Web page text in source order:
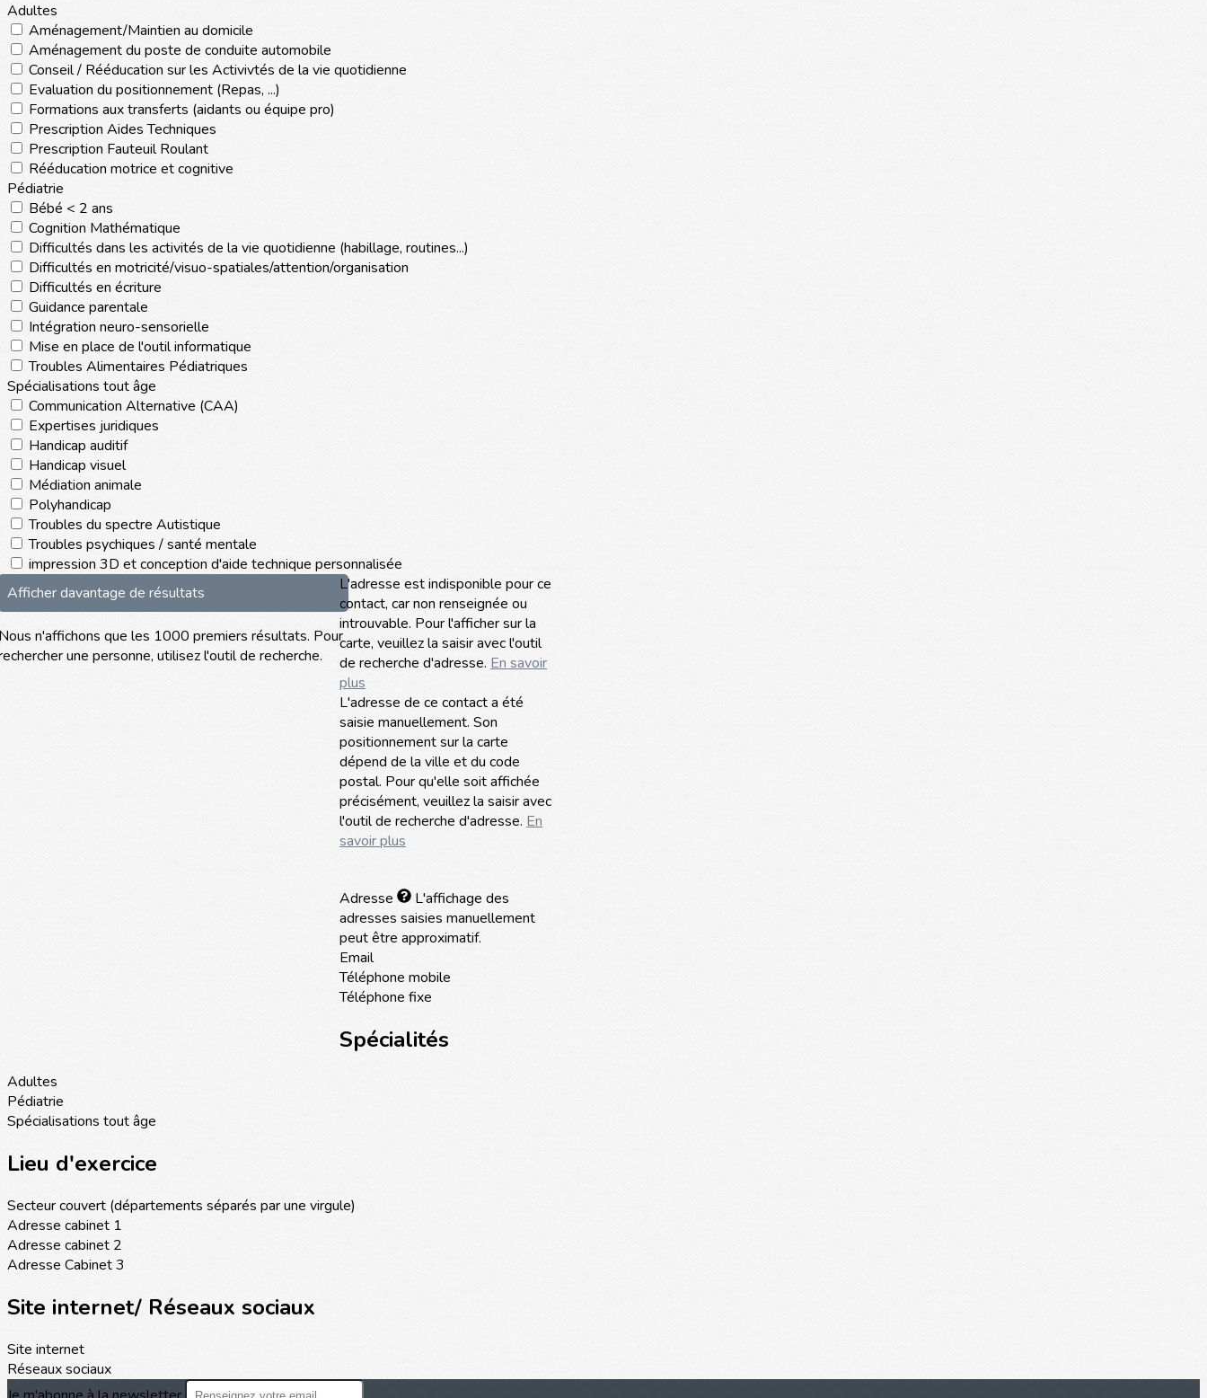
Adultes
Aménagement/Maintien au domicile
Aménagement du poste de conduite automobile
Conseil / Rééducation sur les Activivtés de la vie quotidienne
Evaluation du positionnement (Repas, ...)
Formations aux transferts (aidants ou équipe pro)
Prescription Aides Techniques
Prescription Fauteuil Roulant
Rééducation motrice et cognitive
Pédiatrie
Bébé < 2 ans
Cognition Mathématique
Difficultés dans les activités de la vie quotidienne (habillage, routines...)
Difficultés en motricité/visuo-spatiales/attention/organisation
Difficultés en écriture
Guidance parentale
Intégration neuro-sensorielle
Mise en place de l'outil informatique
Troubles Alimentaires Pédiatriques
Spécialisations tout âge
Communication Alternative (CAA)
Expertises juridiques
Handicap auditif
Handicap visuel
Médiation animale
Polyhandicap
Troubles du spectre Autistique
Troubles psychiques / santé mentale
impression 3D et conception d'aide technique personnalisée
Afficher davantage de résultats
n'affichons que les 1000 premiers résultats. Pour
une personne, utilisez l'outil de recherche.
L'adresse est indisponible pour ce
contact, car non renseignée ou
introuvable. Pour l'afficher sur la
carte, veuillez la saisir avec l'outil
de recherche d'adresse. En savoir
plus
L'adresse de ce contact a été
saisie manuellement. Son
positionnement sur la carte
dépend de la ville et du code
postal. Pour qu'elle soit affichée
précisément, veuillez la saisir avec
l'outil de recherche d'adresse. En
savoir plus
Adresse
L'affichage des
adresses saisies manuellement
peut être approximatif.
Email
Téléphone mobile
Téléphone fixe
Spécialités
Adultes
Pédiatrie
Spécialisations tout âge
Lieu d'exercice
Secteur couvert (départements séparés par une virgule)
Adresse cabinet 1
Adresse cabinet 2
Adresse Cabinet 3
Site internet/ Réseaux sociaux
Site internet
Réseaux sociaux